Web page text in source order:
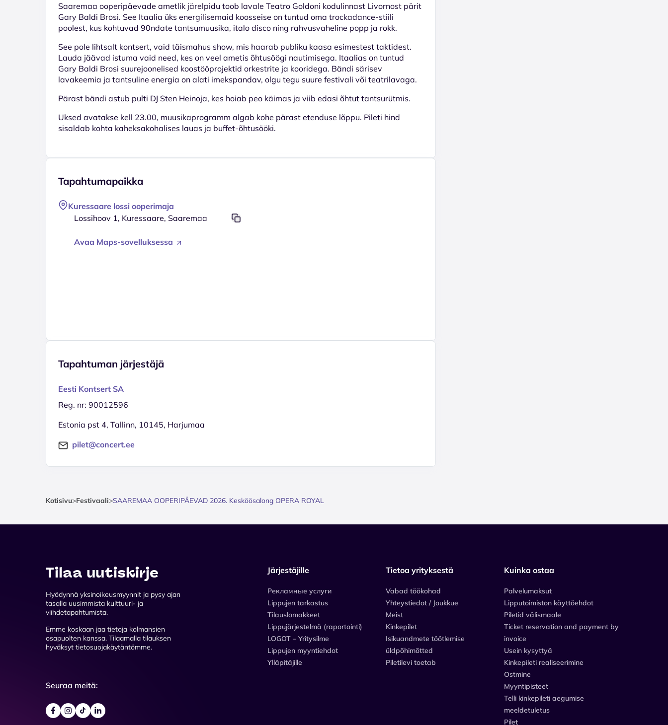
Saaremaa ooperipäevade ametlik järelpidu toob lavale Teatro Goldoni kodulinnast Livornost pärit
Gary Baldi Brosi. See Itaalia üks energilisemaid koosseise on tuntud oma trockadance-stiili
poolest, kus kohtuvad 90ndate tantsumuusika, italo disco ning rahvusvaheline popp ja rokk.
See pole lihtsalt kontsert, vaid täismahus show, mis haarab publiku kaasa esimestest taktidest.
Lauda jäävad istuma vaid need, kes on veel ametis õhtusöögi nautimisega. Itaalias on tuntud
Gary Baldi Brosi suurejoonelised koostööprojektid orkestrite ja kooridega. Bändi särisev
lavakeemia ja tantsuline energia on alati imekspandav, olgu tegu suure festivali või teatrilavaga.
Pärast bändi astub pulti DJ Sten Heinoja, kes hoiab peo käimas ja viib edasi õhtut tantsurütmis.
Uksed avatakse kell 23.00, muusikaprogramm algab kohe pärast etenduse lõppu. Pileti hind
sisaldab kohta kaheksakohalises lauas ja buffet-õhtusööki.
Tapahtumapaikka
Kuressaare lossi ooperimaja
Lossihoov 1, Kuressaare, Saaremaa
Avaa Maps-sovelluksessa
Tapahtuman järjestäjä
Eesti Kontsert SA
Reg. nr: 90012596
Estonia pst 4, Tallinn, 10145, Harjumaa
pilet@concert.ee
Kotisivu>Festivaali>SAAREMAA OOPERIPÄEVAD 2026. Kesköösalong OPERA ROYAL
Tilaa uutiskirje
Hyödynnä yksinoikeusmyynnit ja pysy ajan
tasalla uusimmista kulttuuri- ja
viihdetapahtumista.
Emme koskaan jaa tietoja kolmansien
osapuolten kanssa. Tilaamalla tilauksen
hyväksyt tietosuojakäytäntömme.
Seuraa meitä:
Järjestäjille
Рекламные услуги
Lippujen tarkastus
Tilauslomakkeet
Lippujärjestelmä (raportointi)
LOGOT – Yritysilme
Lippujen myyntiehdot
Ylläpitäjille
Tietoa yrityksestä
Vabad töökohad
Yhteystiedot / Joukkue
Meist
Kinkepilet
Isikuandmete töötlemise
üldpõhimõtted
Piletilevi toetab
Kuinka ostaa
Palvelumaksut
Lipputoimiston käyttöehdot
Piletid välismaale
Ticket reservation and payment by
invoice
Usein kysyttyä
Kinkepileti realiseerimine
Ostmine
Myyntipisteet
Telli kinkepileti aegumise
meeldetuletus
Pilet